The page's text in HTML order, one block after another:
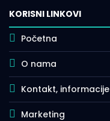
KORISNI LINKOVI
Početna
O nama
Kontakt, informacije
Marketing